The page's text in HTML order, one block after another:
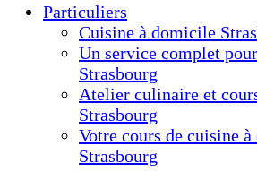
Particuliers
Cuisine à domicile
Un service complet
Strasbourg
Atelier culinaire et
Strasbourg
Votre cours de cuisine
Strasbourg